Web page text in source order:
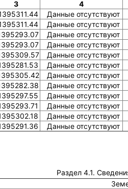
3
4
Данные отсутствуют
Данные отсутствуют
Данные отсутствуют
Данные отсутствуют
Данные отсутствуют
Данные отсутствуют
Данные отсутствуют
Данные отсутствуют
Данные отсутствуют
Данные отсутствуют
Данные отсутствуют
Данные отсутствуют
Раздел 4.1.